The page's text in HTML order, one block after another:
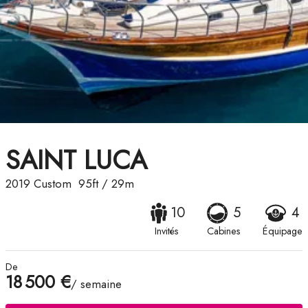
SAINT LUCA
2019 Custom 95ft/ 29m
10
Invités
5
Cabines
4
Équipage
De
18 500 €/ semaine